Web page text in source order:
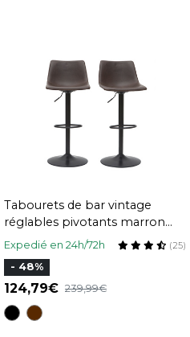
Tabourets de bar vintage
réglables pivotants marron
(lot de 2) NEW ROCK
Expedié en 24h/72h (25)
- 48%
124,79 239,99